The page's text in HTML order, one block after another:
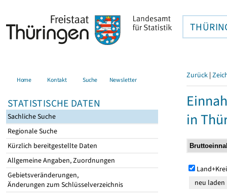
Home Kontakt Suche Newsletter
STATISTISCHE DATEN
Sachliche Suche
Regionale Suche
Kürzlich bereitgestellte Daten
Allgemeine Angaben, Zuordnungen
Gebietsveränderungen,
Änderungen zum Schlüsselverzeichnis
Zurück |
in